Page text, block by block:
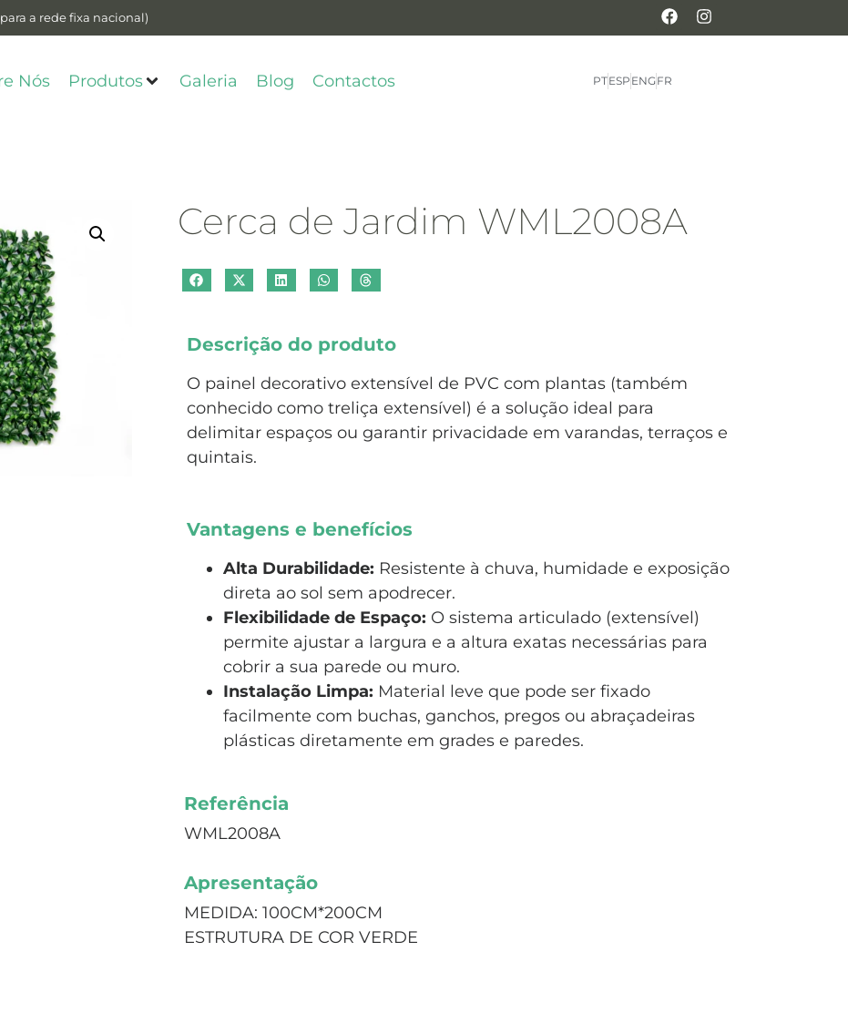
para a rede fixa nacional)
Nós Produtos Galeria Blog Contactos PTESP ENGFR
Cerca de Jardim WML2008A
Descrição do produto
O painel decorativo extensível de PVC com plantas (também
conhecido como treliça extensível) é a solução ideal para
delimitar espaços ou garantir privacidade em varandas, terraços e
quintais.
Vantagens e benefícios
Alta Durabilidade: Resistente à chuva, humidade e exposição
direta ao sol sem apodrecer.
Flexibilidade de Espaço: O sistema articulado (extensível)
permite ajustar a largura e a altura exatas necessárias para
cobrir a sua parede ou muro.
Instalação Limpa: Material leve que pode ser fixado
facilmente com buchas, ganchos, pregos ou abraçadeiras
plásticas diretamente em grades e paredes.
Referência
WML2008A
Apresentação
MEDIDA: 100CM*200CM
ESTRUTURA DE COR VERDE